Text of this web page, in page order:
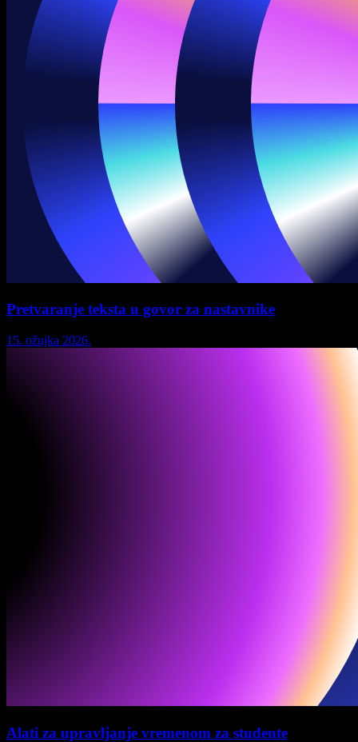
Pretvaranje teksta u govor za nastavnike
15. ožujka 2026.
Alati za upravljanje vremenom za studente